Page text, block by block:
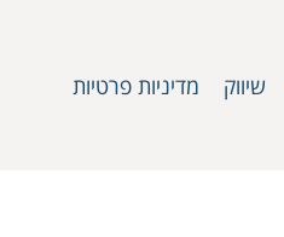
שיווק מדיניות פרטיות